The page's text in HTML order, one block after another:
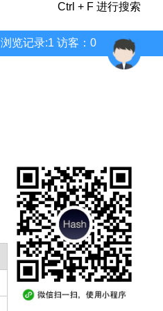
Ctrl + F 进行搜索
浏览记录:1 访客：0